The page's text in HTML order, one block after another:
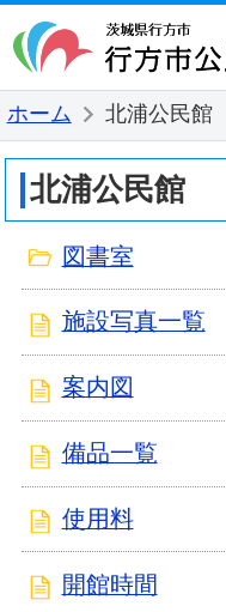
ホーム 北浦公民館
北浦公民館
図書室
施設写真一覧
案内図
備品一覧
使用料
開館時間